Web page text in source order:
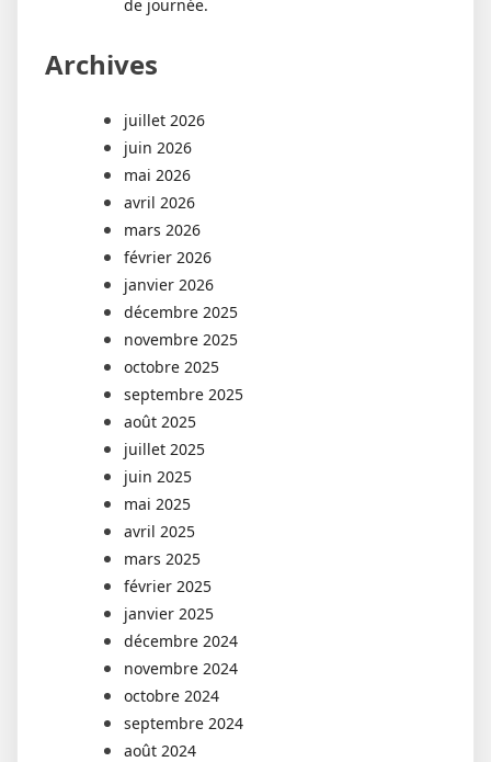
de journée.
Archives
juillet 2026
juin 2026
mai 2026
avril 2026
mars 2026
février 2026
janvier 2026
décembre 2025
novembre 2025
octobre 2025
septembre 2025
août 2025
juillet 2025
juin 2025
mai 2025
avril 2025
mars 2025
février 2025
janvier 2025
décembre 2024
novembre 2024
octobre 2024
septembre 2024
août 2024